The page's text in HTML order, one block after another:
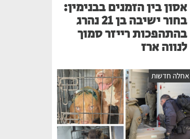
אסון בין הזמנים בבנימין:
בחור ישיבה בן 21 נהרג
בהתהפכות רייזר סמוך
לנווה ארז
אחלה חדשות